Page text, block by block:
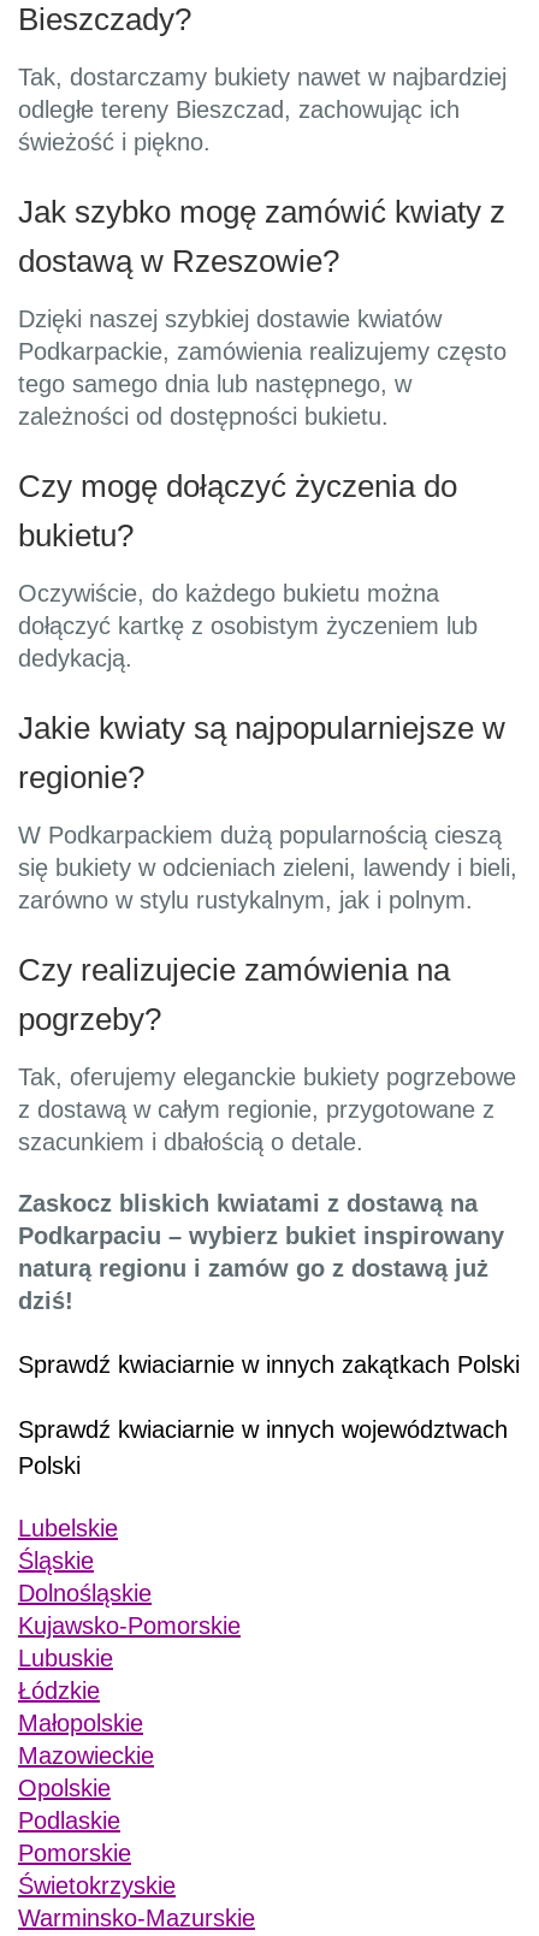
Bieszczady?
Tak, dostarczamy bukiety nawet w najbardziej
odległe tereny Bieszczad, zachowując ich
świeżość i piękno.
Jak szybko mogę zamówić kwiaty z
dostawą w Rzeszowie?
Dzięki naszej szybkiej dostawie kwiatów
Podkarpackie, zamówienia realizujemy często
tego samego dnia lub następnego, w
zależności od dostępności bukietu.
Czy mogę dołączyć życzenia do
bukietu?
Oczywiście, do każdego bukietu można
dołączyć kartkę z osobistym życzeniem lub
dedykacją.
Jakie kwiaty są najpopularniejsze w
regionie?
W Podkarpackiem dużą popularnością cieszą
się bukiety w odcieniach zieleni, lawendy i bieli,
zarówno w stylu rustykalnym, jak i polnym.
Czy realizujecie zamówienia na
pogrzeby?
Tak, oferujemy eleganckie bukiety pogrzebowe
z dostawą w całym regionie, przygotowane z
szacunkiem i dbałością o detale.
Zaskocz bliskich kwiatami z dostawą na
Podkarpaciu – wybierz bukiet inspirowany
naturą regionu i zamów go z dostawą już
dziś!
Sprawdź kwiaciarnie w innych zakątkach Polski
Sprawdź kwiaciarnie w innych województwach
Polski
Lubelskie
Śląskie
Dolnośląskie
Kujawsko-Pomorskie
Lubuskie
Łódzkie
Małopolskie
Mazowieckie
Opolskie
Podlaskie
Pomorskie
Świetokrzyskie
Warminsko-Mazurskie